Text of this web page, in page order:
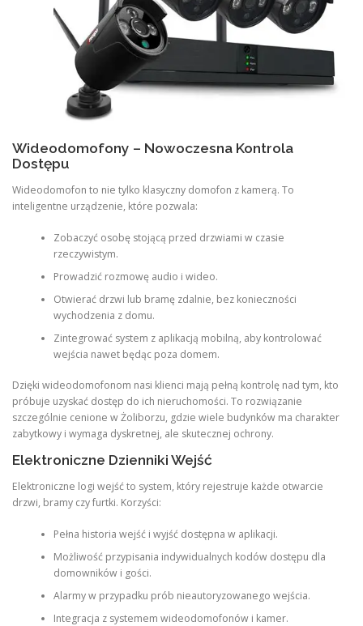
Wideodomofony – Nowoczesna Kontrola
Dostępu
Wideodomofon to nie tylko klasyczny domofon z kamerą. To
inteligentne urządzenie, które pozwala:
Zobaczyć osobę stojącą przed drzwiami w czasie
rzeczywistym.
Prowadzić rozmowę audio i wideo.
Otwierać drzwi lub bramę zdalnie, bez konieczności
wychodzenia z domu.
Zintegrować system z aplikacją mobilną, aby kontrolować
wejścia nawet będąc poza domem.
Dzięki wideodomofonom nasi klienci mają pełną kontrolę nad tym, kto
próbuje uzyskać dostęp do ich nieruchomości. To rozwiązanie
szczególnie cenione w Żoliborzu, gdzie wiele budynków ma charakter
zabytkowy i wymaga dyskretnej, ale skutecznej ochrony.
Elektroniczne Dzienniki Wejść
Elektroniczne logi wejść to system, który rejestruje każde otwarcie
drzwi, bramy czy furtki. Korzyści:
Pełna historia wejść i wyjść dostępna w aplikacji.
Możliwość przypisania indywidualnych kodów dostępu dla
domowników i gości.
Alarmy w przypadku prób nieautoryzowanego wejścia.
Integracja z systemem wideodomofonów i kamer.